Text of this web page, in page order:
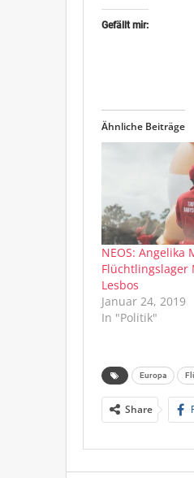
Gefällt mir:
Ähnliche Beiträge
NEOS: Angelika
Flüchtlingslager
Lesbos
Januar 24, 2019
In "Politik"
Europa
Share